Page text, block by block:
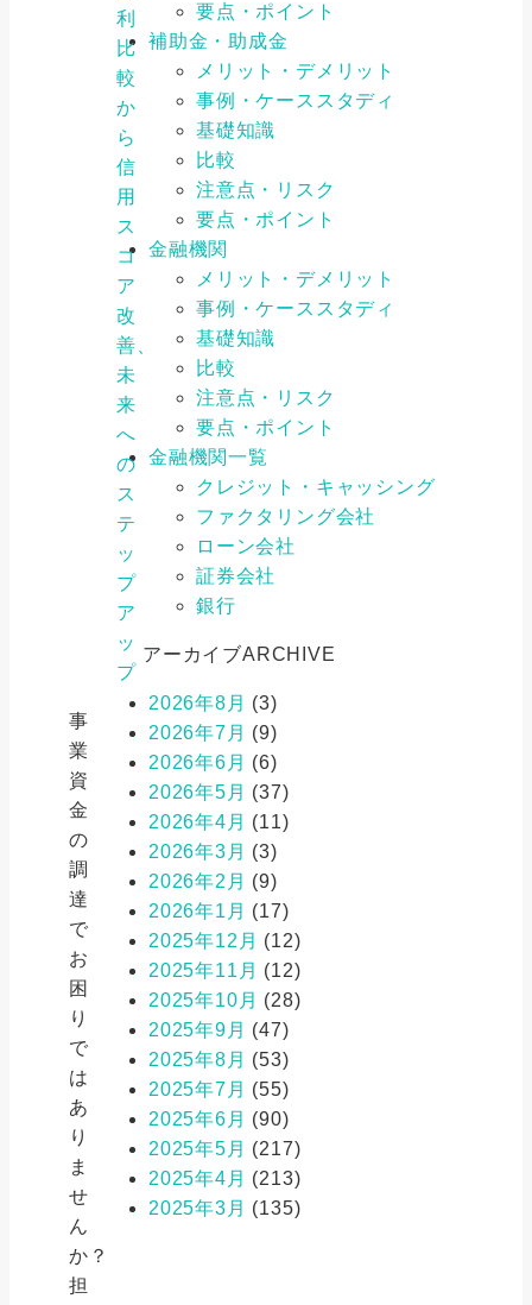
利
比
較
か
ら
信
用
ス
コ
ア
改
善、
未
来
へ
の
ス
テ
ッ
プ
ア
ッ
プ
事
業
資
金
の
調
達
で
お
困
り
で
は
あ
り
ま
せ
ん
か？
担
要点・ポイント
補助金・助成金
メリット・デメリット
事例・ケーススタディ
基礎知識
比較
注意点・リスク
要点・ポイント
金融機関
メリット・デメリット
事例・ケーススタディ
基礎知識
比較
注意点・リスク
要点・ポイント
金融機関一覧
クレジット・キャッシング
ファクタリング会社
ローン会社
証券会社
銀行
アーカイブARCHIVE
2026年8月 (3)
2026年7月 (9)
2026年6月 (6)
2026年5月 (37)
2026年4月 (11)
2026年3月 (3)
2026年2月 (9)
2026年1月 (17)
2025年12月 (12)
2025年11月 (12)
2025年10月 (28)
2025年9月 (47)
2025年8月 (53)
2025年7月 (55)
2025年6月 (90)
2025年5月 (217)
2025年4月 (213)
2025年3月 (135)